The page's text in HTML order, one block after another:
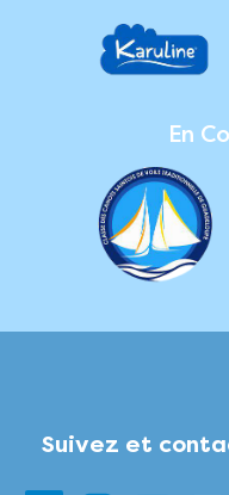
En
Suivez et